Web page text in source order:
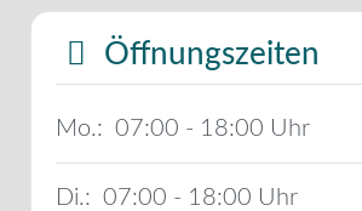
Öffnungszeiten
Mo.: 07:00 - 18:00
Di.: 07:00 - 18:00